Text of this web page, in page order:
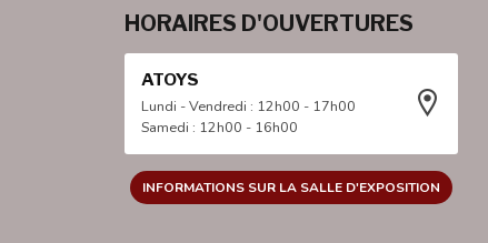
HORAIRES D'OUVERTURES
ATOYS
Lundi - Vendredi : 12h00 - 17h00
Samedi : 12h00 - 16h00
INFORMATIONS SUR LA SALLE D'EXPOSITION